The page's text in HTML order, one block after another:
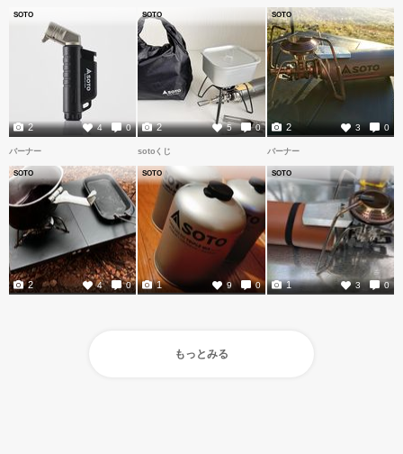
SOTO
4 0
2
SOTO
5 0
2
SOTO
3 0
2
バーナー
SOTO
4 0
2
sotoくじ
SOTO
9 0
1
バーナー
SOTO
3 0
1
もっとみる